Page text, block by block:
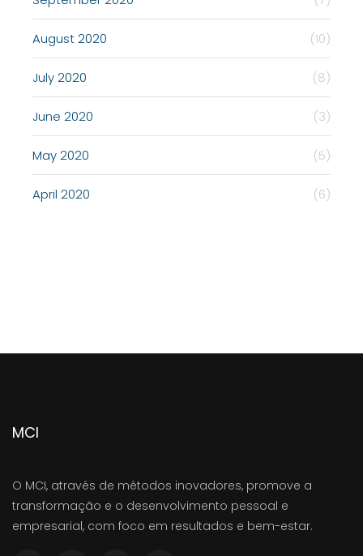
August 2020 (10)
July 2020 (8)
June 2020 (3)
May 2020 (5)
April 2020 (6)
MCI
O MCI, através de métodos inovadores, promove a
transformação e o desenvolvimento pessoal e
empresarial, com foco em resultados e bem-estar.